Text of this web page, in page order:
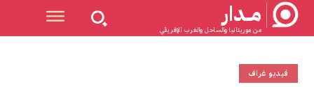
مــدار
من موريتانيا والساحل والغرب الإفريقي
فيديو غراف